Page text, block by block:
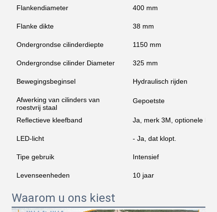
Flankendiameter 400 mm
Flanke dikte 38 mm
Ondergrondse cilinderdiepte 1150 mm
Ondergrondse cilinder Diameter 325 mm
Bewegingsbeginsel Hydraulisch rijden
Afwerking van cilinders van
roestvrij staal
Gepoetste
Reflectieve kleefband Ja, merk 3M, optionele
LED-licht - Ja, dat klopt.
Tipe gebruik Intensief
Levenseenheden 10 jaar
Waarom u ons kiest